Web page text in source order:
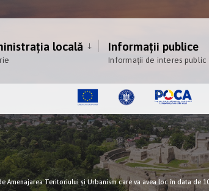
locală Informații publice
Informații de interes public
Amenajarea Teritoriului și Urbanism care va avea loc în data de